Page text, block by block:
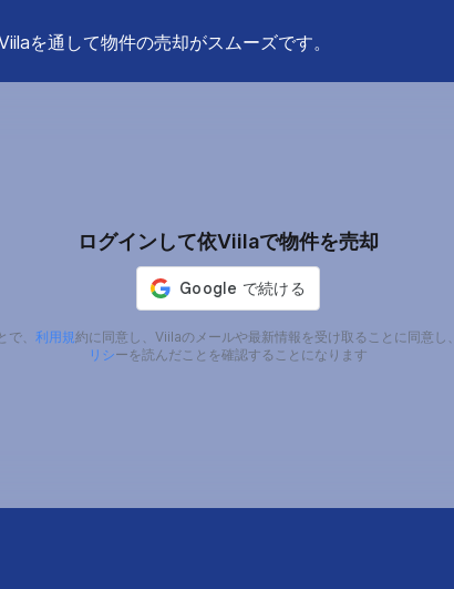
を通して物件の売却がスムーズです。
ログインして依Viilaで物件を売却
、 利用規約に同意し、Viilaのメールや最新情報を受け取ることに同意し、
リシーを読んだことを確認することになります